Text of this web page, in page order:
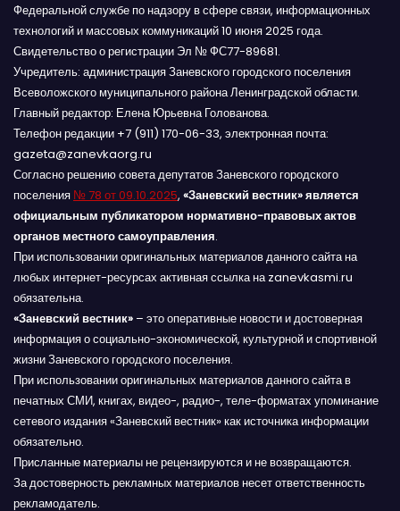
Федеральной службе по надзору в сфере связи, информационных
технологий и массовых коммуникаций 10 июня 2025 года.
Свидетельство о регистрации Эл № ФС77-89681.
Учредитель: администрация Заневского городского поселения
Всеволожского муниципального района Ленинградской области.
Главный редактор: Елена Юрьевна Голованова.
Телефон редакции +7 (911) 170-06-33, электронная почта:
gazeta@zanevkaorg.ru
Согласно решению совета депутатов Заневского городского
поселения № 78 от 09.10.2025, «Заневский вестник» является
официальным публикатором нормативно-правовых актов
органов местного самоуправления.
При использовании оригинальных материалов данного сайта на
любых интернет-ресурсах активная ссылка на zanevkasmi.ru
обязательна.
«Заневский вестник» – это оперативные новости и достоверная
информация о социально-экономической, культурной и спортивной
жизни Заневского городского поселения.
При использовании оригинальных материалов данного сайта в
печатных СМИ, книгах, видео-, радио-, теле-форматах упоминание
сетевого издания «Заневский вестник» как источника информации
обязательно.
Присланные материалы не рецензируются и не возвращаются.
За достоверность рекламных материалов несет ответственность
рекламодатель.